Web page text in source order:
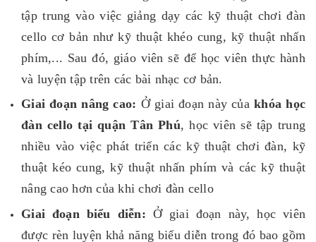
tập trung vào việc giảng dạy các kỹ thuật chơi đàn
cello cơ bản như kỹ thuật khéo cung, kỹ thuật nhấn
phím,... Sau đó, giáo viên sẽ để học viên thực hành
và luyện tập trên các bài nhạc cơ bản.
Giai đoạn nâng cao: Ở giai đoạn này củakhóa học
đàn cello tại quận Tân Phú, học viên sẽ tập trung
nhiều vào việc phát triển các kỹ thuật chơi đàn, kỹ
thuật kéo cung, kỹ thuật nhấn phím và các kỹ thuật
nâng cao hơn của khi chơi đàn cello
Giai đoạn biểu diễn: Ở giai đoạn này, học viên
được rèn luyện khả năng biểu diễn trong đó bao gồm